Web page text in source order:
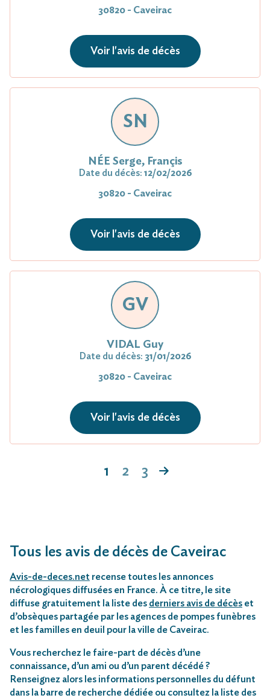
30820 - Caveirac
Voir l'avis de décès
SN
NÉE Serge, Françis
Date du décès: 12/02/2026
30820 - Caveirac
Voir l'avis de décès
GV
VIDAL Guy
Date du décès: 31/01/2026
30820 - Caveirac
Voir l'avis de décès
1 2 3
Tous les avis de décès de Caveirac
Avis-de-deces.net recense toutes les annonces
nécrologiques diffusées en France. À ce titre, le site
diffuse gratuitement la liste des derniers avis de décès et
d’obsèques partagée par les agences de pompes funèbres
et les familles en deuil pour la ville de Caveirac.
Vous recherchez le faire-part de décès d’une
connaissance, d’un ami ou d’un parent décédé ?
Renseignez alors les informations personnelles du défunt
dans la barre de recherche dédiée ou consultez la liste des